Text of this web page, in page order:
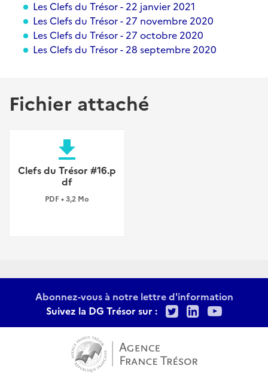
Les Clefs du Trésor - 22 janvier 2021
Les Clefs du Trésor - 27 novembre 2020
Les Clefs du Trésor - 27 octobre 2020
Les Clefs du Trésor - 28 septembre 2020
Fichier attaché
file_download
Clefs du Trésor #16.p
df
PDF • 3,2 Mo
Abonnez-vous à notre lettre d'information
Suivez la DG Trésor sur :
TwitterLinkedIn